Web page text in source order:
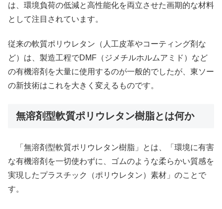
は、環境負荷の低減と高性能化を両立させた画期的な材料
として注目されています。
従来の軟質ポリウレタン（人工皮革やコーティング剤な
ど）は、製造工程でDMF（ジメチルホルムアミド）など
の有機溶剤を大量に使用するのが一般的でしたが、東ソー
の新技術はこれを大きく変えるものです。
無溶剤型軟質ポリウレタン樹脂とは何か
「無溶剤型軟質ポリウレタン樹脂」とは、「環境に有害
な有機溶剤を一切使わずに、ゴムのような柔らかい質感を
実現したプラスチック（ポリウレタン）素材」のことで
す。